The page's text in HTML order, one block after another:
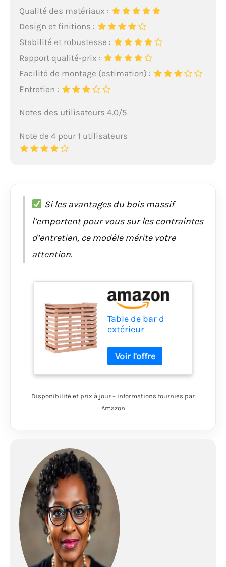
Qualité des matériaux :
Design et finitions :
Stabilité et robustesse :
Rapport qualité-prix :
Facilité de montage (estimation) :
Entretien :
Notes des utilisateurs 4.0/5
Note de 4 pour 1 utilisateurs
Si les avantages du bois massif
l’emportent pour vous sur les contraintes
d’entretien, ce modèle mérite votre
attention.
Table de bar d
extérieur
bois massif de
douglas
Disponibilité et prix à jour – informations fournies par
Amazon